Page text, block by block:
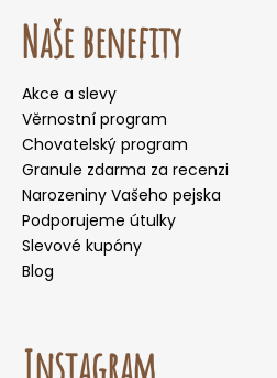
Naše benefity
Akce a slevy
Věrnostní program
Chovatelský program
Granule zdarma za recenzi
Narozeniny Vašeho pejska
Podporujeme útulky
Slevové kupóny
Blog
Instagram